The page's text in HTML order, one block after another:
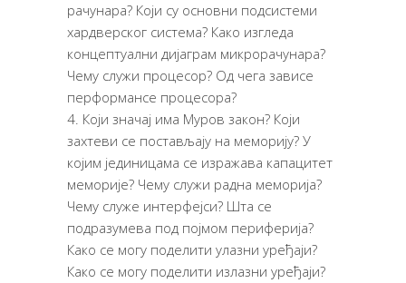
рачунара? Који су основни подсистеми
хардверског система? Како изгледа
концептуални дијаграм микрорачунара?
Чему служи процесор? Од чега зависе
перформансе процесора?
Који значај има Муров закон? Који
захтеви се постављају на меморију? У
којим јединицама се изражава капацитет
меморије? Чему служи радна меморија?
Чему служе интерфејси? Шта се
подразумева под појмом периферија?
Како се могу поделити улазни уређаји?
Како се могу поделити излазни уређаји?